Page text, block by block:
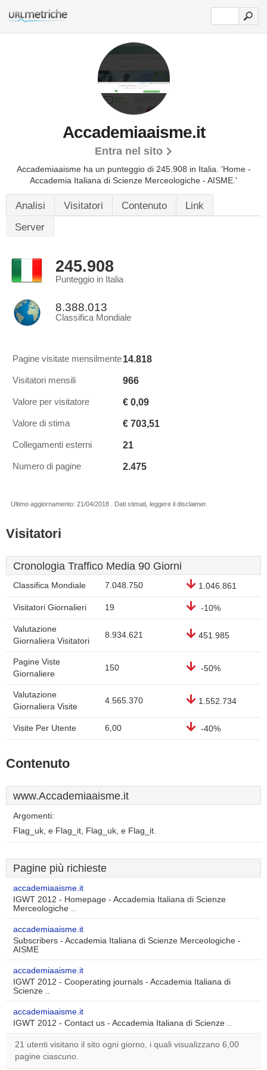
Accademiaaisme.it
Entra nel sito
Accademiaaisme ha un punteggio di 245.908 in Italia. 'Home -
Accademia Italiana di Scienze Merceologiche - AISME.'
Analisi Visitatori Contenuto
Link
Server
245.908
Punteggio in Italia
8.388.013
Classifica Mondiale
Pagine visitate mensilmente14.818
Visitatori mensili 966
Valore per visitatore € 0,09
Valore di stima € 703,51
Collegamenti esterni 21
Numero di pagine 2.475
Ultimo aggiornamento: 21/04/2018 . Dati stimati, leggere il disclaimer.
Visitatori
Cronologia Traffico Media 90 Giorni
Classifica Mondiale 7.048.750 1.046.861
Visitatori Giornalieri 19 -10%
Valutazione
Giornaliera Visitatori
8.934.621 451.985
Pagine Viste
Giornaliere
150 -50%
Valutazione
Giornaliera Visite
4.565.370 1.552.734
Visite Per Utente 6,00 -40%
Contenuto
www.Accademiaaisme.it
Argomenti:
Flag_uk, e Flag_it, Flag_uk, e Flag_it.
Pagine più richieste
accademiaaisme.it
IGWT 2012 - Homepage - Accademia Italiana di Scienze
Merceologiche ..
accademiaaisme.it
Subscribers - Accademia Italiana di Scienze Merceologiche -
AISME
accademiaaisme.it
IGWT 2012 - Cooperating journals - Accademia Italiana di
Scienze ..
accademiaaisme.it
IGWT 2012 - Contact us - Accademia Italiana di Scienze ..
21 utenti visitano il sito ogni giorno, i quali visualizzano 6,00
pagine ciascuno.